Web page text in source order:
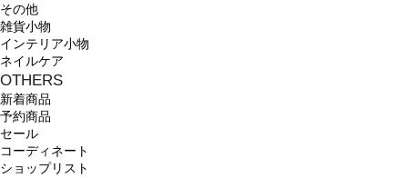
その他
雑貨小物
インテリア小物
ネイルケア
OTHERS
新着商品
予約商品
セール
コーディネート
ショップリスト